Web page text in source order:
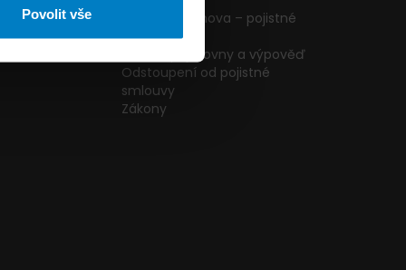
Povolit vše
Pojištění domova – pojistné
podmínky
Změna pojišťovny a výpověď
Odstoupení od pojistné
smlouvy
Zákony